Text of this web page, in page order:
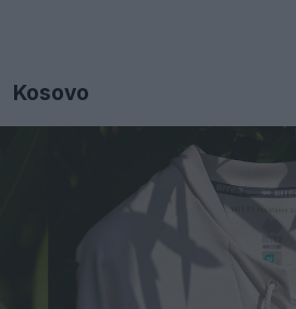
Kosovo